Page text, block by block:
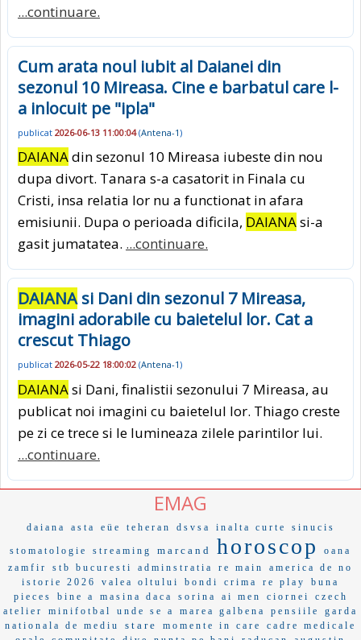
...continuare.
Cum arata noul iubit al Daianei din
sezonul 10 Mireasa. Cine e barbatul care l-
a inlocuit pe "ipla"
publicat 2026-06-13 11:00:04(Antena-1)
DAIANAdin sezonul 10 Mireasa iubeste din nou
dupa divort. Tanara s-a casatorit in Finala cu
Cristi, insa relatia lor nu a functionat in afara
emisiunii. Dupa o perioada dificila, DAIANAsi-a
gasit jumatatea. ...continuare.
DAIANAsi Dani din sezonul 7 Mireasa,
imagini adorabile cu baietelul lor. Cat a
crescut Thiago
publicat 2026-05-22 18:00:02 (Antena-1)
DAIANAsi Dani, finalistii sezonului 7 Mireasa, au
publicat noi imagini cu baietelul lor. Thiago creste
pe zi ce trece si le lumineaza zilele parintilor lui.
...continuare.
EMAG
daiana asta eüe teheran dsvsa inalta curte sinucis
stomatologie streaming marcand horoscop
oana
zamfir
stb bucuresti adminstratia re main
america de no
istorie 2026
valea oltului bondi crima re play
buna
pieces
bine a masina daca sorina ai men ciornei
czech
atelier
minifotbal unde se a marea galbena pensiile
garda
nationala de mediu
stare momente in care
cadre medicale